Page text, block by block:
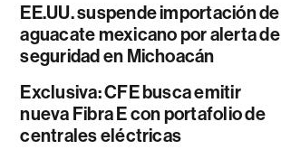
EE.UU. suspende importación de
aguacate mexicano por alerta de
seguridad en Michoacán
Exclusiva: CFE busca emitir
nueva Fibra E con portafolio de
centrales eléctricas